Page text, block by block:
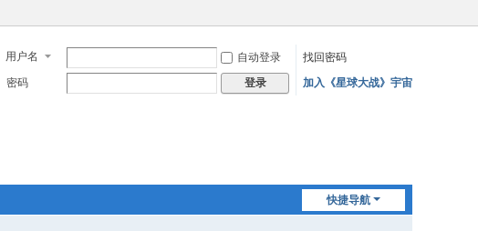
用户名 自动登录
找回密码
密码
登录 加入《星球大战》宇宙
快捷导航